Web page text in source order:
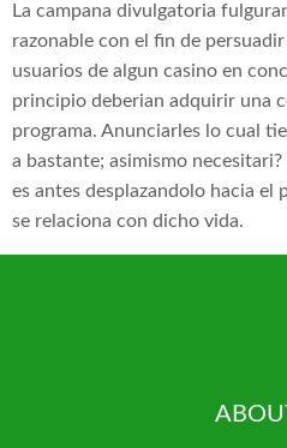
La campana divulgatoria
razonable con el fin de
usuarios de algun casino en
principio deberian adquirir una
programa. Anunciarles lo cual
a bastante; asimismo
es antes desplazandolo hacia el
se relaciona con dicho vida.